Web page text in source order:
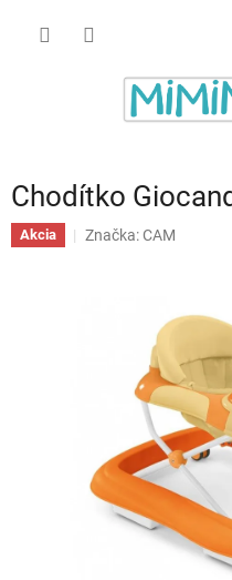
Chodítko
Akcia Značka:CAM